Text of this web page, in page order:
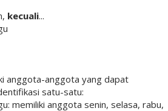
kecuali...
anggota-anggota yang dapat
satu-satu:
memiliki anggota senin, selasa, rabu,